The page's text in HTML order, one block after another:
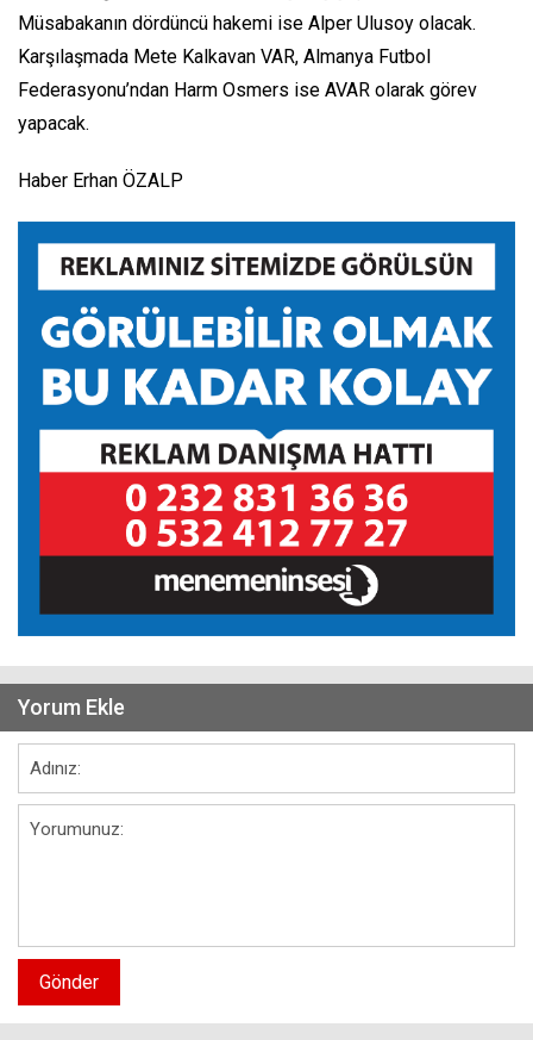
Müsabakanın dördüncü hakemi ise Alper Ulusoy olacak.
Karşılaşmada Mete Kalkavan VAR, Almanya Futbol
Federasyonu’ndan Harm Osmers ise AVAR olarak görev
yapacak.
Haber Erhan ÖZALP
Yorum Ekle
Gönder